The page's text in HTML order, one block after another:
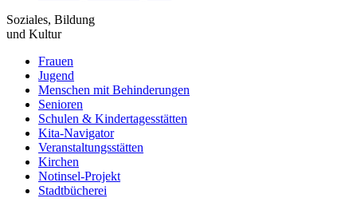
Soziales, Bildung
und Kultur
Frauen
Jugend
Menschen mit Behinderungen
Senioren
Schulen & Kindertagesstätten
Kita-Navigator
Veranstaltungsstätten
Kirchen
Notinsel-Projekt
Stadtbücherei